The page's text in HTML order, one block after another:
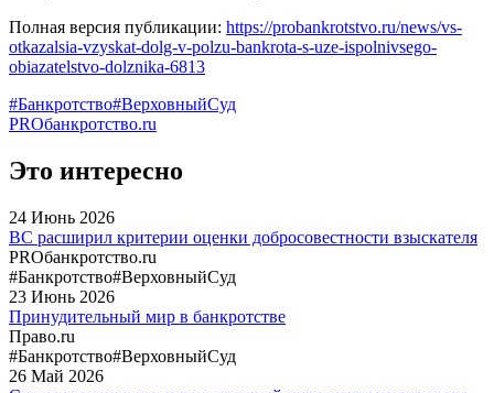
Полная версия публикации: https://probankrotstvo.ru/news/vs-
otkazalsia-vzyskat-dolg-v-polzu-bankrota-s-uze-ispolnivsego-
obiazatelstvo-dolznika-6813
#Банкротство#ВерховныйСуд
PROбанкротство.ru
Это интересно
24 Июнь 2026
ВС расширил критерии оценки добросовестности взыскателя
PROбанкротство.ru
#Банкротство#ВерховныйСуд
23 Июнь 2026
Принудительный мир в банкротстве
Право.ru
#Банкротство#ВерховныйСуд
26 Май 2026